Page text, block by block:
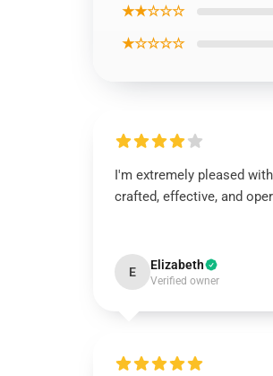
★★☆☆☆
★☆☆☆☆
I'm extremely pleased
crafted, effective, and
E Elizabeth
Verified owner